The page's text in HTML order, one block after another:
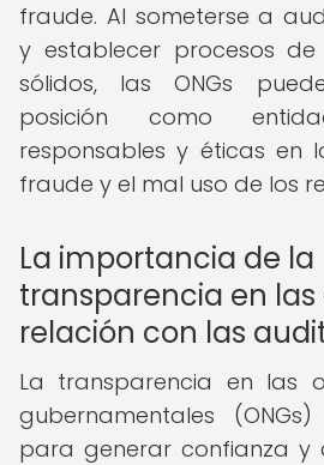
fraude. Al someterse a
y establecer procesos
sólidos, las ONGs
posición como
responsables y éticas en
fraude y el mal uso de los
La importancia de la
transparencia en las
relación con las
La transparencia en las
gubernamentales
para generar confianza y